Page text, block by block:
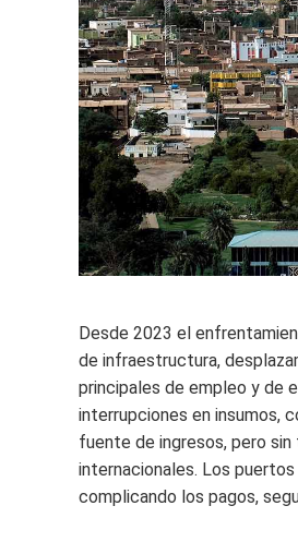
Desde 2023 el
de infraestructura,
principales de empleo y de
interrupciones en insumos,
fuente de ingresos, pero
internacionales. Los
complicando los pagos,